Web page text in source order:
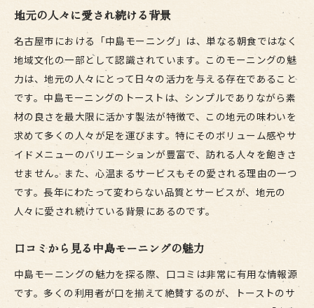
栄養バランスを考えたメニュー構成
中島モーニングならではの贅沢なひととき
特別な日に選ばれる理由
どんな人にも合う多彩なメニュー
名古屋特有の朝食文化を知ろう：中島モーニングの
魅力
名古屋の朝食文化の特徴
中島モーニングが代表する伝統と革新
地元民が教えるモーニングの楽しみ方
外から見る名古屋の朝食事情
観光客にも人気の理由
名古屋の文化に溶け込んだ中島モーニング
中島モーニングの特色は？他のモーニングと何が違
地元の人々に愛され続ける背景
名古屋市における「中島モーニング」は、単なる朝食ではなく
地域文化の一部として認識されています。このモーニングの魅
力は、地元の人々にとって日々の活力を与える存在であること
です。中島モーニングのトーストは、シンプルでありながら素
材の良さを最大限に活かす製法が特徴で、この地元の味わいを
求めて多くの人々が足を運びます。特にそのボリューム感やサ
イドメニューのバリエーションが豊富で、訪れる人々を飽きさ
せません。また、心温まるサービスもその愛される理由の一つ
です。長年にわたって変わらない品質とサービスが、地元の
人々に愛され続けている背景にあるのです。
口コミから見る中島モーニングの魅力
中島モーニングの魅力を探る際、口コミは非常に有用な情報源
です。多くの利用者が口を揃えて絶賛するのが、トーストのサ